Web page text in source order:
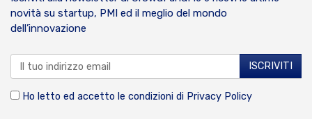
novità su startup, PMI ed il meglio del mondo
dell’innovazione
Ho letto ed accetto le condizioni di Privacy Policy